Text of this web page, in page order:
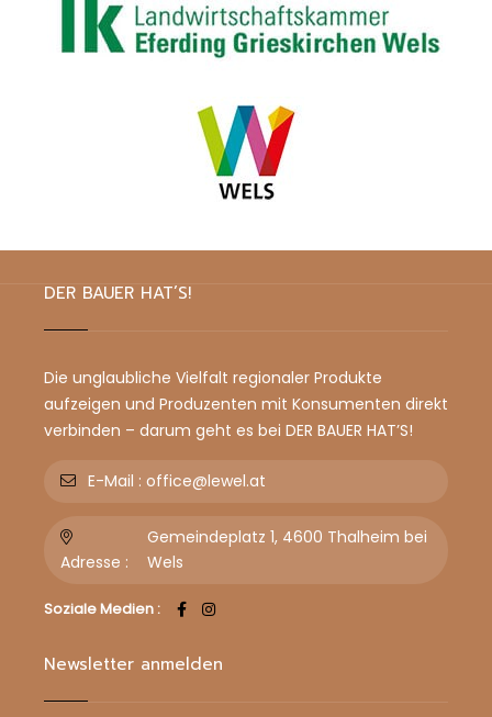
DER BAUER HAT’S!
Die unglaubliche Vielfalt regionaler Produkte
aufzeigen und Produzenten mit Konsumenten direkt
verbinden – darum geht es bei DER BAUER HAT’S!
E-Mail : office@lewel.at
Adresse :
Gemeindeplatz 1, 4600 Thalheim bei
Wels
Soziale Medien :
Newsletter anmelden